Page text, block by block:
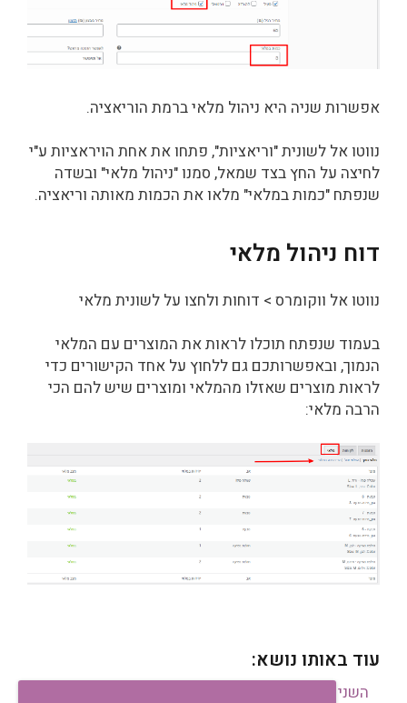
אפשרות שניה היא ניהול מלאי ברמת הוריאציה.
נווטו אל לשונית "וריאציות", פתחו את אחת הויראציות ע"י
לחיצה על החץ בצד שמאל, סמנו "ניהול מלאי" ובשדה
שנפתח "כמות במלאי" מלאו את הכמות מאותה וריאציה.
דוח ניהול מלאי
נווטו אל ווקומרס > דוחות ולחצו על לשונית מלאי
בעמוד שנפתח תוכלו לראות את המוצרים עם המלאי
הנמוך, ובאפשרותכם גם ללחוץ על אחד הקישורים כדי
לראות מוצרים שאזלו מהמלאי ומוצרים שיש להם הכי
הרבה מלאי:
עוד באותו נושא:
השני